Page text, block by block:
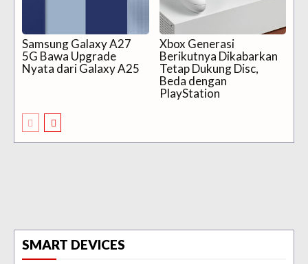
Samsung Galaxy A27
5G Bawa Upgrade
Nyata dari Galaxy A25
Xbox Generasi
Berikutnya Dikabarkan
Tetap Dukung Disc,
Beda dengan
PlayStation
SMART DEVICES